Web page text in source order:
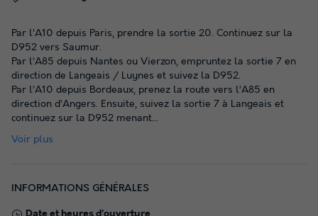
Par l’A10 depuis Paris, prendre la sortie 20. Continuez sur la
D952 vers Saumur.
Par l’A85 depuis Nantes ou Vierzon, empruntez la sortie 7 en
direction de Langeais / Luynes et suivez la D952.
Par l’A10 depuis Bordeaux, prenez la route vers l’A85 en
direction d’Angers. Ensuite, suivez la sortie 7 à Langeais et
continuez sur la D952 menant...
Voir plus
INFORMATIONS GÉNÉRALES